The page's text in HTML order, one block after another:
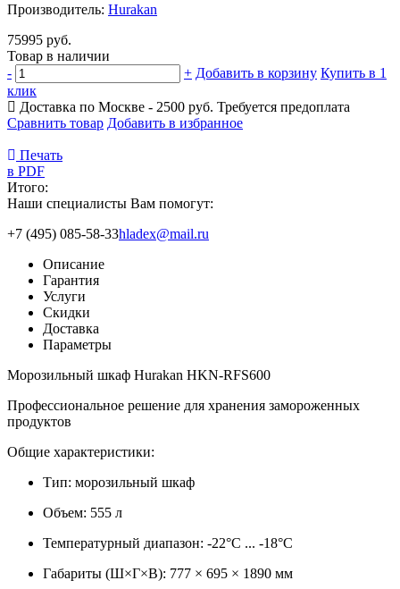
Производитель: Hurakan
75995 руб.
Товар в наличии
-
+ Добавить в корзину Купить в 1
клик
Доставка по Москве - 2500 руб. Требуется предоплата
Сравнить товар Добавить в избранное
Печать
в PDF
Итого:
Наши специалисты Вам помогут:
+7 (495) 085-58-33hladex@mail.ru
Описание
Гарантия
Услуги
Скидки
Доставка
Параметры
Морозильный шкаф Hurakan HKN-RFS600
Профессиональное решение для хранения замороженных
продуктов
Общие характеристики:
Тип: морозильный шкаф
Объем: 555 л
Температурный диапазон: -22°C ... -18°C
Габариты (Ш×Г×В): 777 × 695 × 1890 мм